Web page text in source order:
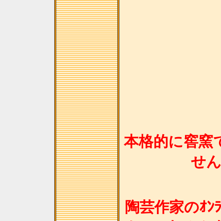
本格的に窖窯
せ
陶芸作家のｵﾝ